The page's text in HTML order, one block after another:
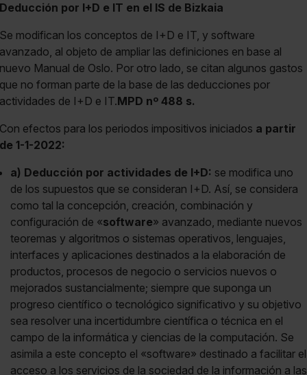
Deducción por I+D e IT en el IS de Bizkaia
Se modifican los conceptos de I+D e IT, y software
avanzado, al objeto de ampliar las definiciones en base al
nuevo Manual de Oslo. Por otro lado, se citan algunos gastos
que no forman parte de la base de las deducciones por
actividades de I+D e IT.MPD nº 488 s.
Con efectos para los periodos impositivos iniciados a partir
de 1-1-2022:
a) Deducción por actividades de I+D: se modifica uno
de los supuestos que se consideran I+D. Así, se considera
como tal la concepción, creación, combinación y
configuración de «software» avanzado, mediante nuevos
teoremas y algoritmos o sistemas operativos, lenguajes,
interfaces y aplicaciones destinados a la elaboración de
productos, procesos de negocio o servicios nuevos o
mejorados sustancialmente; siempre que suponga un
progreso científico o tecnológico significativo y su objetivo
sea resolver una incertidumbre científica o técnica en el
campo de la informática y ciencias de la computación. Se
asimila a este concepto el «software» destinado a facilitar el
acceso a los servicios de la sociedad de la información a las